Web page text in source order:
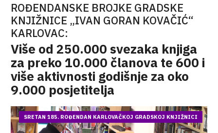
ROĐENDANSKE BROJKE GRADSKE
KNJIŽNICE „IVAN GORAN KOVAČIĆ“
KARLOVAC:
Više od 250.000 svezaka knjiga
za preko 10.000 članova te 600 i
više aktivnosti godišnje za oko
9.000 posjetitelja
SRETAN 185. ROĐENDAN KARLOVAČKOJ GRADSKOJ KNJIŽNICI